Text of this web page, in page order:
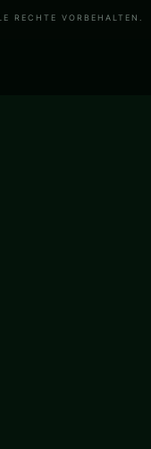
VORBEHALTEN.